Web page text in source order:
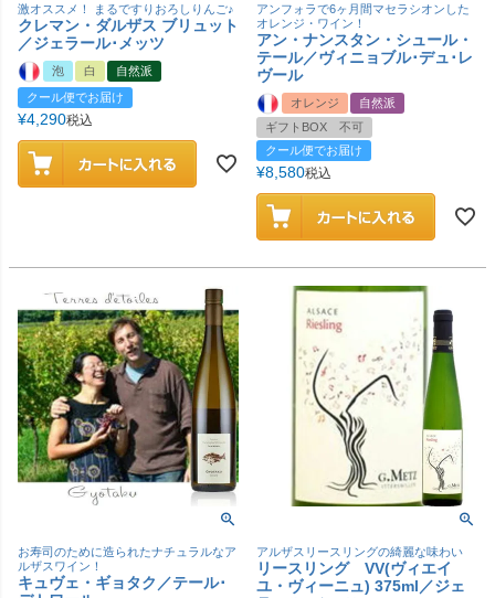
激オススメ！ まるですりおろしりんご♪
クレマン・ダルザス ブリュット
／ジェラール･メッツ
泡 白
自然派
クール便でお届け
¥4,290税込
アンフォラで6ヶ月間マセラシオンした
オレンジ・ワイン！
アン・ナンスタン・シュール・
テール／ヴィニョブル･デュ･レ
ヴール
オレンジ
自然派
ギフトBOX 不可
クール便でお届け
¥8,580税込
お寿司のために造られたナチュラルなア
ルザスワイン！
キュヴェ・ギョタク／テール･
アルザスリースリングの綺麗な味わい
リースリング VV(ヴィエイ
ユ・ヴィーニュ) 375ml／ジェ